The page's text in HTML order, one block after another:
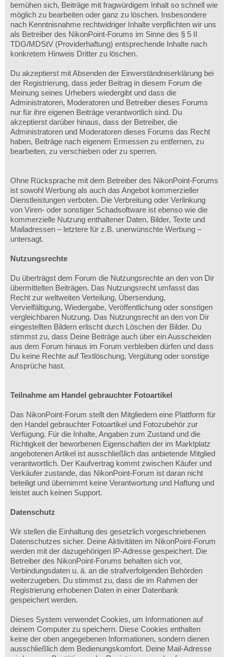
bemühen sich, Beiträge mit fragwürdigem Inhalt so schnell wie
möglich zu bearbeiten oder ganz zu löschen. Insbesondere
nach Kenntnisnahme rechtwidriger Inhalte verpflichten wir uns
als Betreiber des NikonPoint-Forums im Sinne des § 5 II
TDG/MDStV (Providerhaftung) entsprechende Inhalte nach
konkretem Hinweis Dritter zu löschen.
Du akzeptierst mit Absenden der Einverständniserklärung bei
der Registrierung, dass jeder Beitrag in diesem Forum die
Meinung seines Urhebers wiedergibt und dass die
Administratoren, Moderatoren und Betreiber dieses Forums
nur für ihre eigenen Beiträge verantwortlich sind. Du
akzeptierst darüber hinaus, dass der Betreiber, die
Administratoren und Moderatoren dieses Forums das Recht
haben, Beiträge nach eigenem Ermessen zu entfernen, zu
bearbeiten, zu verschieben oder zu sperren.
Ohne Rücksprache mit dem Betreiber des NikonPoint-Forums
ist sowohl Werbung als auch das Angebot kommerzieller
Dienstleistungen verboten. Die Verbreitung oder Verlinkung
von Viren- oder sonstiger Schadsoftware ist ebenso wie die
kommerzielle Nutzung enthaltener Daten, Bilder, Texte und
Mailadressen – letztere für z.B. unerwünschte Werbung –
untersagt.
Nutzungsrechte
Du überträgst dem Forum die Nutzungsrechte an den von Dir
übermittelten Beiträgen. Das Nutzungsrecht umfasst das
Recht zur weltweiten Verteilung, Übersendung,
Vervielfältigung, Wiedergabe, Veröffentlichung oder sonstigen
vergleichbaren Nutzung. Das Nutzungsrecht an den von Dir
eingestellten Bildern erlischt durch Löschen der Bilder. Du
stimmst zu, dass Deine Beiträge auch über ein Ausscheiden
aus dem Forum hinaus im Forum verbleiben dürfen und dass
Du keine Rechte auf Textlöschung, Vergütung oder sonstige
Ansprüche hast.
Teilnahme am Handel gebrauchter Fotoartikel
Das NikonPoint-Forum stellt den Mitgliedern eine Plattform für
den Handel gebrauchter Fotoartikel und Fotozubehör zur
Verfügung. Für die Inhalte, Angaben zum Zustand und die
Richtigkeit der beworbenen Eigenschaften der im Marktplatz
angebotenen Artikel ist ausschließlich das anbietende Mitglied
verantwortlich. Der Kaufvertrag kommt zwischen Käufer und
Verkäufer zustande, das NikonPoint-Forum ist daran nicht
beteiligt und übernimmt keine Verantwortung und Haftung und
leistet auch keinen Support.
Datenschutz
Wir stellen die Einhaltung des gesetzlich vorgeschriebenen
Datenschutzes sicher. Deine Aktivitäten im NikonPoint-Forum
werden mit der dazugehörigen IP-Adresse gespeichert. Die
Betreiber des NikonPoint-Forums behalten sich vor,
Verbindungsdaten u. ä. an die strafverfolgenden Behörden
weiterzugeben. Du stimmst zu, dass die im Rahmen der
Registrierung erhobenen Daten in einer Datenbank
gespeichert werden.
Dieses System verwendet Cookies, um Informationen auf
deinem Computer zu speichern. Diese Cookies enthalten
keine der oben angegebenen Informationen, sondern dienen
ausschließlich dem Bedienungskomfort. Deine Mail-Adresse